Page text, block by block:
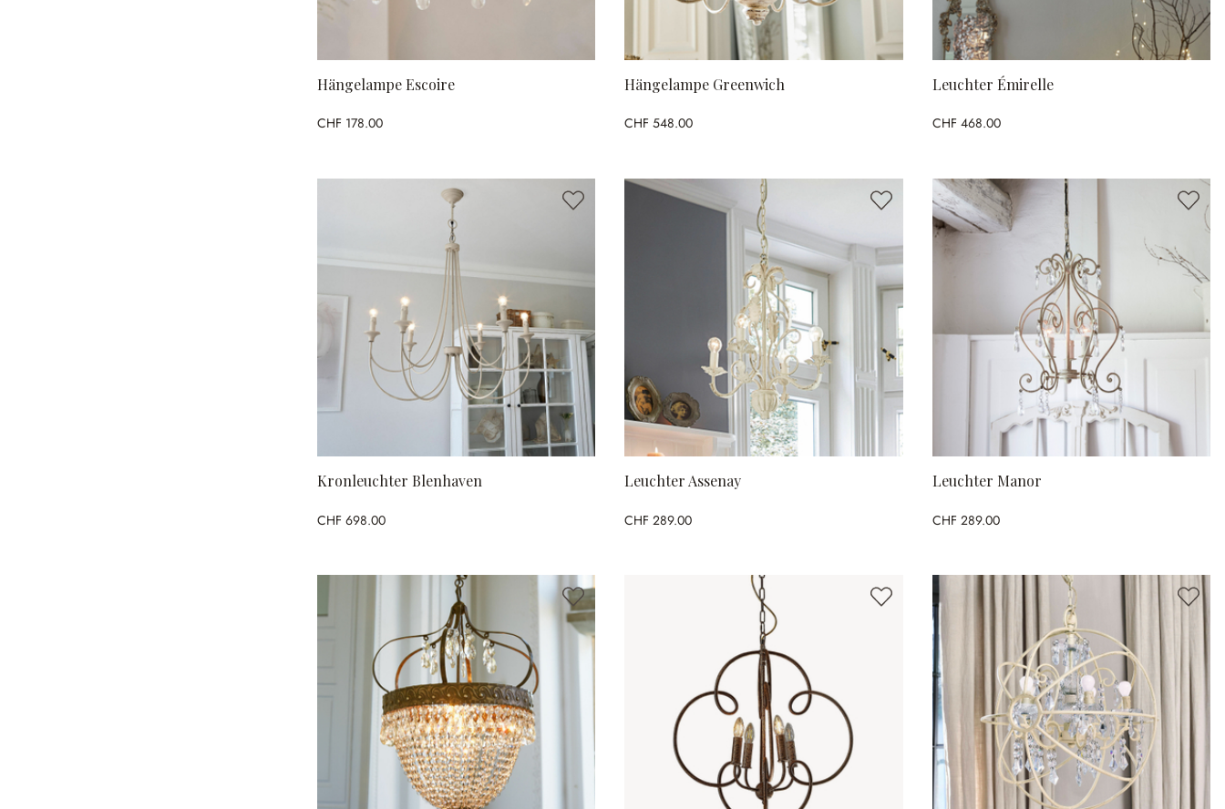
Hängelampe Escoire
CHF 178.00
Hängelampe Greenwich
CHF 548.00
Leuchter Émirelle
CHF 468.00
Kronleuchter Blenhaven
CHF 698.00
Leuchter Assenay
CHF 289.00
Leuchter Manor
CHF 289.00